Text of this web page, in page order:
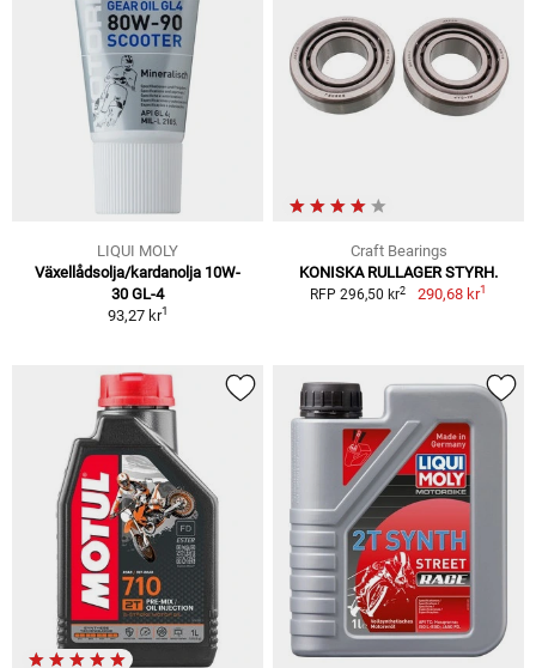
LIQUI MOLY
Växellådsolja/kardanolja 10W-
30 GL-4
93,27 kr1
Craft Bearings
KONISKA RULLAGER STYRH.
RFP 296,50 kr2 290,68 kr1